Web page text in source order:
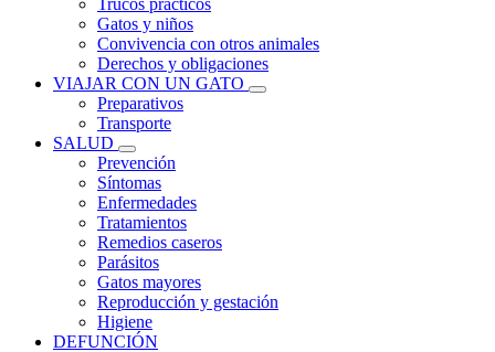
Trucos prácticos
Gatos y niños
Convivencia con otros animales
Derechos y obligaciones
VIAJAR CON UN GATO
Preparativos
Transporte
SALUD
Prevención
Síntomas
Enfermedades
Tratamientos
Remedios caseros
Parásitos
Gatos mayores
Reproducción y gestación
Higiene
DEFUNCIÓN